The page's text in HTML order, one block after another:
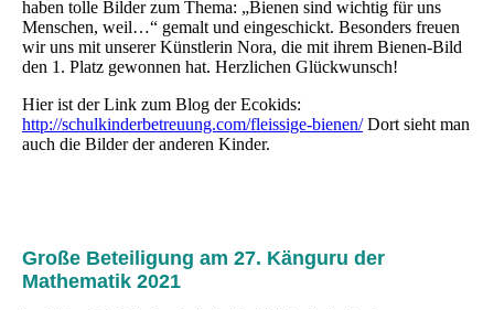
haben tolle Bilder zum Thema: „Bienen sind wichtig für uns
Menschen, weil…“ gemalt und eingeschickt. Besonders freuen
wir uns mit unserer Künstlerin Nora, die mit ihrem Bienen-Bild
den 1. Platz gewonnen hat. Herzlichen Glückwunsch!
Hier ist der Link zum Blog der Ecokids:
http://schulkinderbetreuung.com/fleissige-bienen/Dort sieht man
auch die Bilder der anderen Kinder.
Große Beteiligung am 27. Känguru der
Mathematik 2021